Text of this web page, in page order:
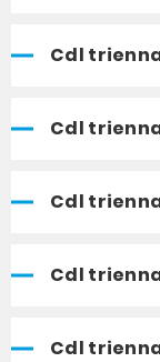
Cdl
Cdl
Cdl
Cdl
Cdl